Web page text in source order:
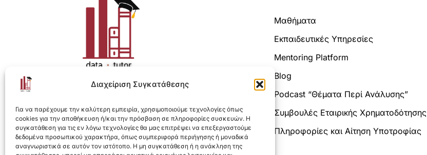
Διαχείριση Συγκατάθεσης
Για να παρέχουμε την καλύτερη εμπειρία, χρησιμοποιούμε τεχνολογίες όπως
cookies για την αποθήκευση ή/και την πρόσβαση σε πληροφορίες συσκευών. Η
συγκατάθεση για τις εν λόγω τεχνολογίες θα μας επιτρέψει να επεξεργαστούμε
δεδομένα προσωπικού χαρακτήρα, όπως συμπεριφορά περιήγησης ή μοναδικά
αναγνωριστικά σε αυτόν τον ιστότοπο. Η μη συγκατάθεση ή η ανάκληση της
Η ολοκληρωμένη e-learning λύση για Data Analytics.
Μαθήματα
Εκπαιδευτικές Υπηρεσίες
Mentoring Platform
Blog
Podcast “Θέματα Περί Ανάλυσης”
Συμβουλές Εταιρικής Χρηματοδότησης
Πληροφορίες και Αίτηση Υποτροφίας